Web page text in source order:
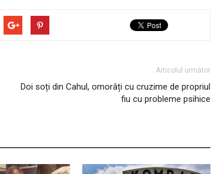
Articolul următor
Doi soți din Cahul, omorâți cu cruzime de propriul
fiu cu probleme psihice